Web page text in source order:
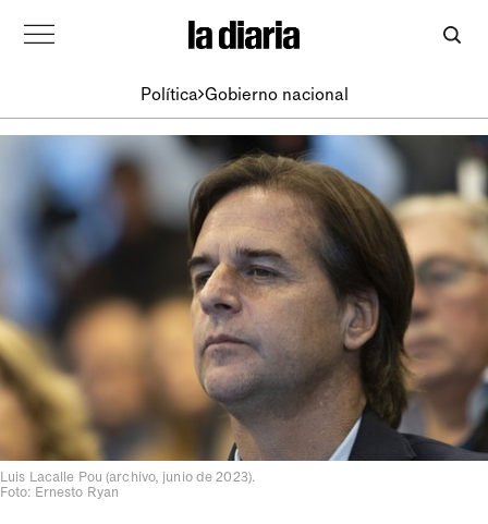
Política Gobierno nacional
Luis Lacalle Pou (archivo, junio de 2023).
Foto: Ernesto Ryan